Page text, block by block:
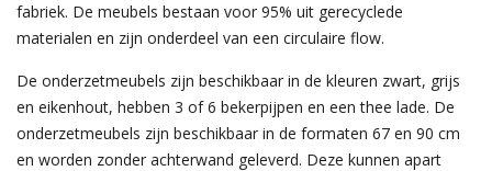
fabriek. De meubels bestaan voor 95% uit gerecyclede
materialen en zijn onderdeel van een circulaire flow.
De onderzetmeubels zijn beschikbaar in de kleuren zwart, grijs
en eikenhout, hebben 3 of 6 bekerpijpen en een thee lade. De
onderzetmeubels zijn beschikbaar in de formaten 67 en 90 cm
en worden zonder achterwand geleverd. Deze kunnen apart